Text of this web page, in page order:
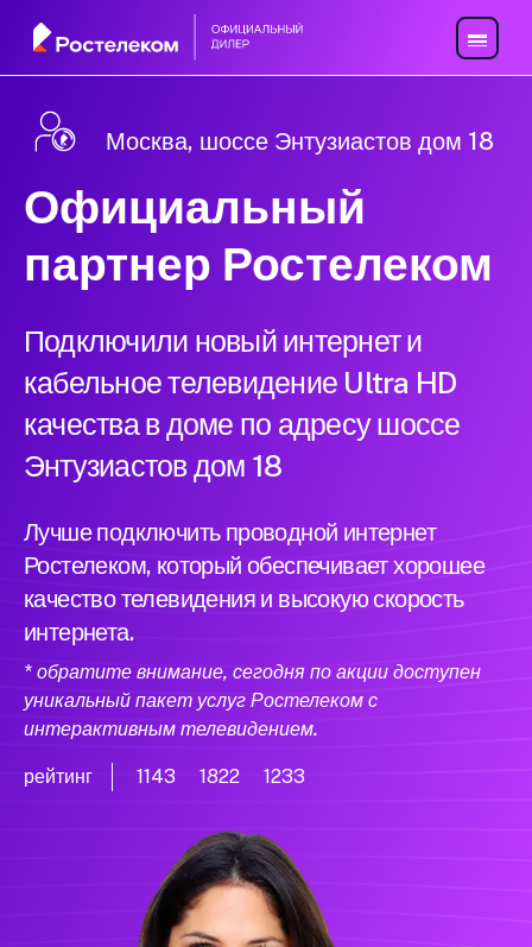
Москва, шоссе Энтузиастов дом 18
Официальный
партнер Ростелеком
Подключили новый интернет и
кабельное телевидение Ultra HD
качества в доме по адресу шоссе
Энтузиастов дом 18
Лучше подключить проводной интернет
Ростелеком, который обеспечивает хорошее
качество телевидения и высокую скорость
интернета.
* обратите внимание, сегодня по акции доступен
уникальный пакет услуг Ростелеком с
интерактивным телевидением.
рейтинг 1143 1822 1233